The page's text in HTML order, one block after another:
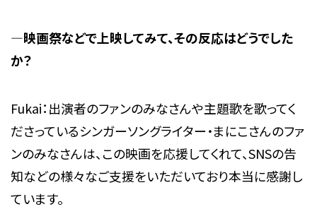
―映画祭などで上映してみて、その反応はどうでした
か？
Fukai：出演者のファンのみなさんや主題歌を歌ってく
ださっているシンガーソングライター・まにこさんのファ
ンのみなさんは、この映画を応援してくれて、SNSの告
知などの様々なご支援をいただいており本当に感謝し
ています。